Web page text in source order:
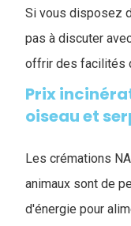
Si vous disposez
pas à discuter
offrir des facilités
Prix
oiseau et
Les crémations
animaux sont de
d'énergie pour